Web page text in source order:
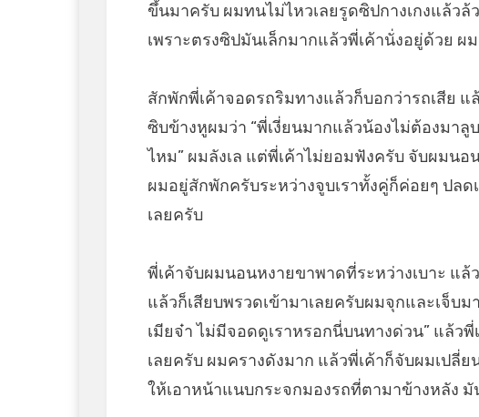
ขึ้นมาครับ ผมทนไม่ไหวเลยรูดซิปกางเกงแล้ว
เพราะตรงซิปมันเล็กมากแล้วพี่เค้านั่งอยู่ด้วย ผ
สักพักพี่เค้าจอดรถริมทางแล้วก็บอกว่ารถเสีย แ
ซิบข้างหูผมว่า “พี่เงี่ยนมากแล้วน้องไม่ต้องมา
ไหม” ผมลังเล แต่พี่เค้าไม่ยอมฟังครับ จับผมนอ
ผมอยู่สักพักครับระหว่างจูบเราทั้งคู่ก็ค่อยๆ ปลด
เลยครับ
พี่เค้าจับผมนอนหงายขาพาดที่ระหว่างเบาะ แ
แล้วก็เสียบพรวดเข้ามาเลยครับผมจุกและเจ็บม
เมียจ๋า ไม่มีจอดดูเราหรอกนี่บนทางด่วน” แล้วพี่
เลยครับ ผมครางดังมาก แล้วพี่เค้าก็จับผมเปลี่
ให้เอาหน้าแนบกระจกมองรถที่ตามาข้างหลัง มั